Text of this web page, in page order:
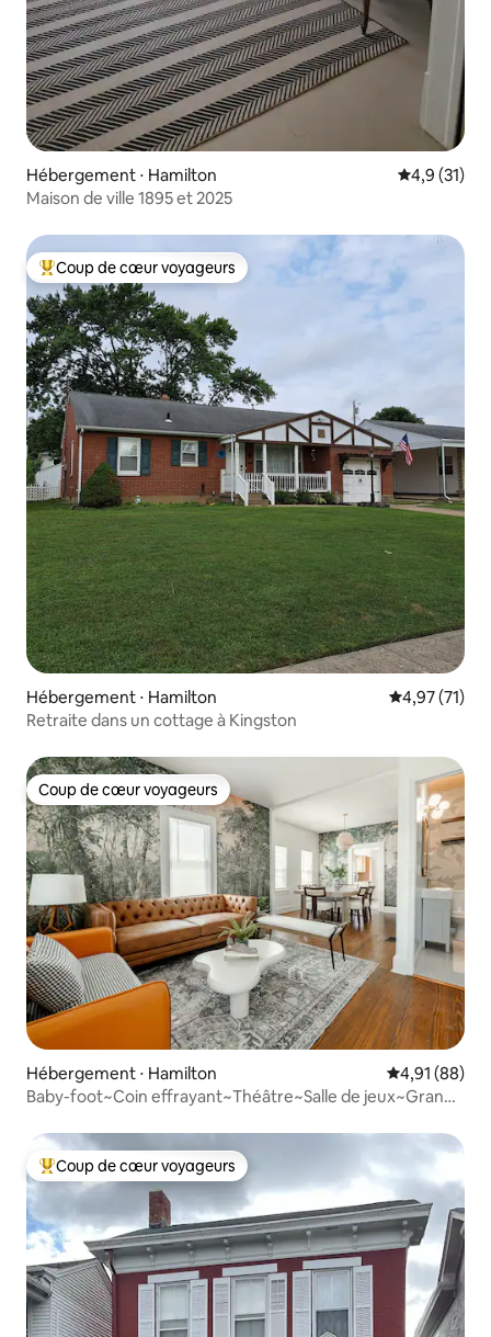
Hébergement ⋅ Hamilton Évaluation
4,9 (31)
Maison de ville 1895 et 2025
Coups de cœur voyageurs les plus appréciés
Coup de cœur voyageurs
Hébergement ⋅ Hamilton Évaluation
4,97 (71)
Retraite dans un cottage à Kingston
Coup de cœur voyageurs
Coup de cœur voyageurs
Hébergement ⋅ Hamilton Évaluation
4,91 (88)
Baby-foot~Coin effrayant~Théâtre~Salle de jeux~Grand
Coups de cœur voyageurs les plus appréciés
Coup de cœur voyageurs